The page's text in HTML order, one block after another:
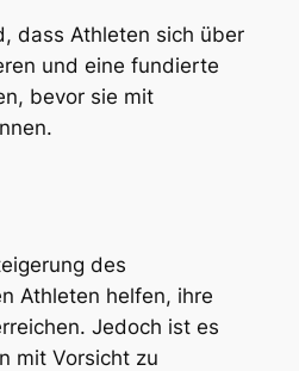
dass Athleten sich über
und eine fundierte
bevor sie mit
des
Athleten helfen, ihre
Jedoch ist es
mit Vorsicht zu